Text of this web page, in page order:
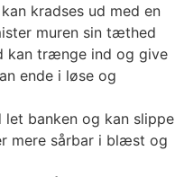
kradses ud med en
muren sin tæthed
kan trænge ind og give
ende i løse og
let banken og kan slippe
mere sårbar i blæst og